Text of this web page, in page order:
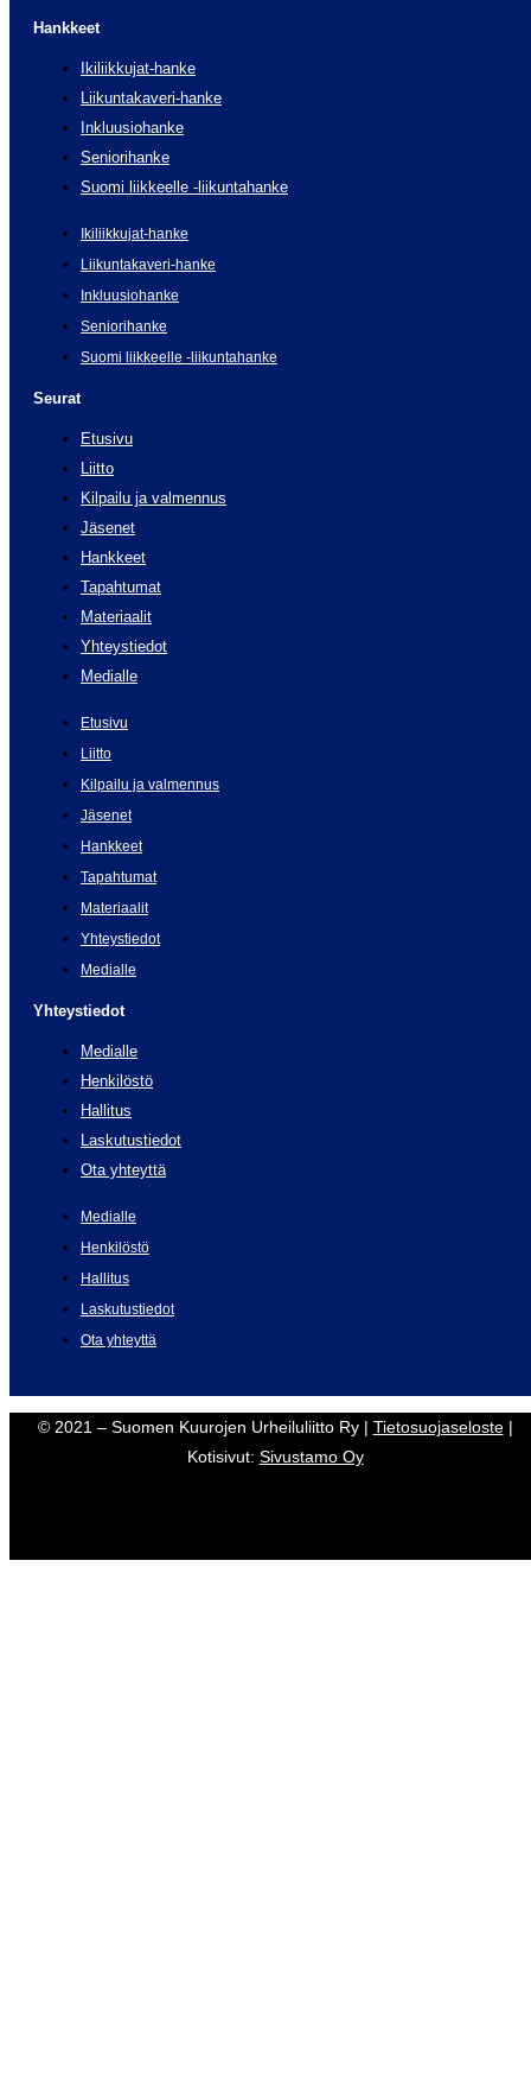
Hankkeet
Ikiliikkujat-hanke
Liikuntakaveri-hanke
Inkluusiohanke
Seniorihanke
Suomi liikkeelle -liikuntahanke
Ikiliikkujat-hanke
Liikuntakaveri-hanke
Inkluusiohanke
Seniorihanke
Suomi liikkeelle -liikuntahanke
Seurat
Etusivu
Liitto
Kilpailu ja valmennus
Jäsenet
Hankkeet
Tapahtumat
Materiaalit
Yhteystiedot
Medialle
Etusivu
Liitto
Kilpailu ja valmennus
Jäsenet
Hankkeet
Tapahtumat
Materiaalit
Yhteystiedot
Medialle
Yhteystiedot
Medialle
Henkilöstö
Hallitus
Laskutustiedot
Ota yhteyttä
Medialle
Henkilöstö
Hallitus
Laskutustiedot
Ota yhteyttä
© 2021 – Suomen Kuurojen Urheiluliitto Ry | Tietosuojaseloste|
Kotisivut: Sivustamo Oy